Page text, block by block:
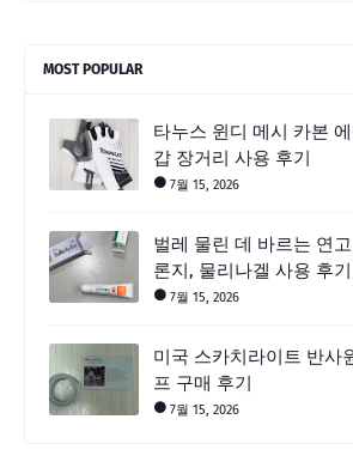
MOST POPULAR
타누스 윈디 메시 카본
갑 장거리 사용 후기
7월 15, 2026
벌레 물린 데 바르는 연
론지, 물리나겔 사용 후기
7월 15, 2026
미국 스카치라이트 반사
프 구매 후기
7월 15, 2026